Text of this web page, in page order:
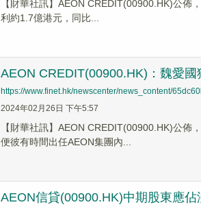
【財華社訊】AEON CREDIT(00900.HK)公
利約1.7億港元，同比...
AEON CREDIT(00900.HK)：魏愛國
https://www.finet.hk/newscenter/news_content/
2024年02月26日 下午5:57
【財華社訊】AEON CREDIT(00900.HK)公
便彼有時間出任AEON集團內...
AEON信貸(00900.HK)中期股東應